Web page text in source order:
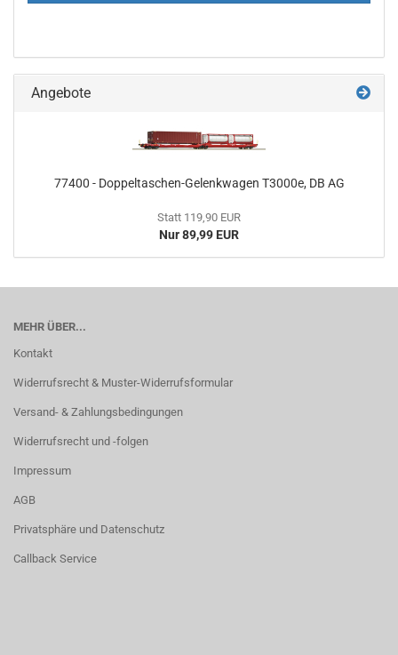
Angebote
77400 - Doppeltaschen-Gelenkwagen T3000e, DB AG
Statt 119,90 EUR
Nur 89,99 EUR
MEHR ÜBER...
Kontakt
Widerrufsrecht & Muster-Widerrufsformular
Versand- & Zahlungsbedingungen
Widerrufsrecht und -folgen
Impressum
AGB
Privatsphäre und Datenschutz
Callback Service